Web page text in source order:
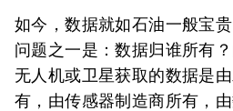
如今，数据就如石油一般宝
问题之一是：数据归谁所有
无人机或卫星获取的数据是
有，由传感器制造商所有，